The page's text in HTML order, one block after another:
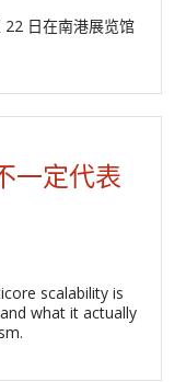
日在南港展览馆
一定代表
scalability is
what it actually